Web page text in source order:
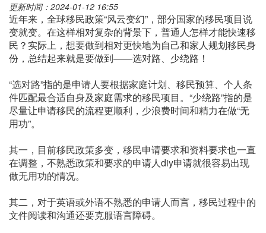
更新时间：2024-01-12 16:55
近年来，全球移民政策“风云变幻”，部分国家的移民项目说
变就变。在这样相对复杂的背景下，普通人怎样才能快速移
民？实际上，想要做到相对更快地为自己和家人规划移民身
份，总结起来就是要做到——选对路、少绕路！
“选对路”指的是申请人要根据家庭计划、移民预算、个人条
件匹配最合适自身及家庭需求的移民项目。“少绕路”指的是
尽量让申请移民的流程更顺利，少浪费时间和精力在做“无
用功”。
其一，目前移民政策多变，移民申请要求和资料要求也一直
在调整，不熟悉政策和要求的申请人diy申请就很容易出现
做无用功的情况。
其二，对于英语或外语不熟悉的申请人而言，移民过程中的
文件阅读和沟通还要克服语言障碍。